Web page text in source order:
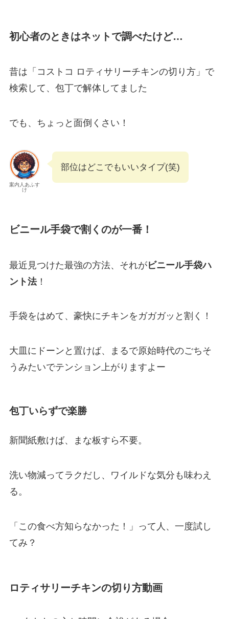
初心者のときはネットで調べたけど…
昔は「コストコ ロティサリーチキンの切り方」で
検索して、包丁で解体してました
でも、ちょっと面倒くさい！
案内人あふす
け
部位はどこでもいいタイプ(笑)
ビニール手袋で割くのが一番！
最近見つけた最強の方法、それがビニール手袋ハ
ント法！
手袋をはめて、豪快にチキンをガガガッと割く！
大皿にドーンと置けば、まるで原始時代のごちそ
うみたいでテンション上がりますよー
包丁いらずで楽勝
新聞紙敷けば、まな板すら不要。
洗い物減ってラクだし、ワイルドな気分も味わえ
る。
「この食べ方知らなかった！」って人、一度試し
てみ？
ロティサリーチキンの切り方動画